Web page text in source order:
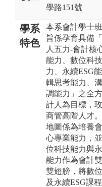
學路151號
學系
特色
本系會計學士
旨係孕育具備
人五力-會計核
能力、數位科
力、永續ESG
輯思考能力、
調能力」之全
計人為目標，
商管高階人才
地圖係為培養
心專業能力，
位科技能力與
能力作為會計
雙翅膀，將數
及永續ESG課